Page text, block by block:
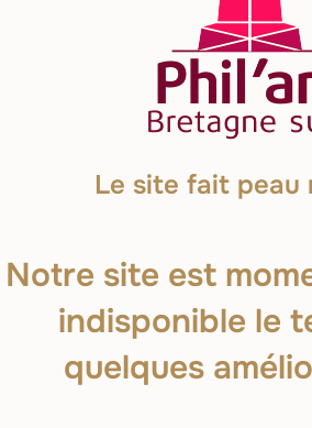
Le site fait peau
Notre site est
indisponible le
quelques